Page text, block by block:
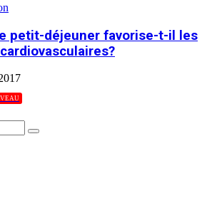
petit-déjeuner favorise-t-il les
Search